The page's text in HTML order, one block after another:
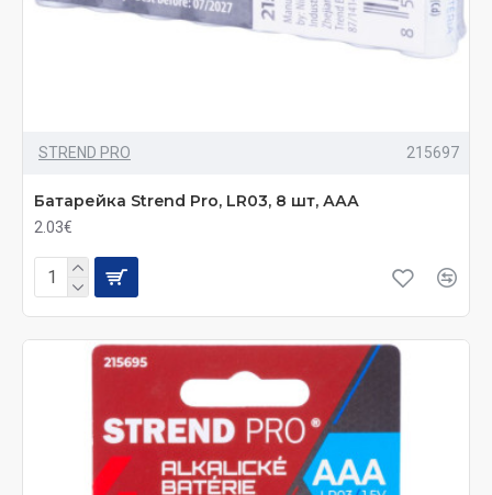
STREND PRO 215697
Батарейка Strend Pro, LR03, 8 шт, ААА
2.03€